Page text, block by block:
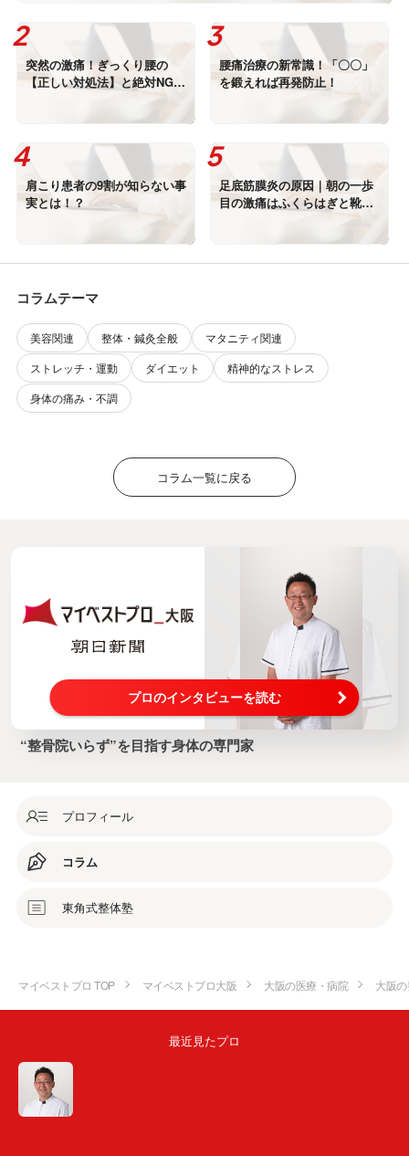
突然の激痛！ぎっくり腰の
【正しい対処法】と絶対NGな
腰痛治療の新常識！「〇〇」
を鍛えれば再発防止！
肩こり患者の9割が知らない事
実とは！？
足底筋膜炎の原因｜朝の一歩
目の激痛はふくらはぎと靴に
コラムテーマ
美容関連 整体・鍼灸全般
マタニティ関連
ストレッチ・運動
ダイエット
精神的なストレス
身体の痛み・不調
コラム一覧に戻る
プロのインタビューを読む
“整骨院いらず”を目指す身体の専門家
プロフィール
コラム
東角式整体塾
マイベストプロ TOP マイベストプロ大阪 大阪の医療・病院 大阪
最近見たプロ